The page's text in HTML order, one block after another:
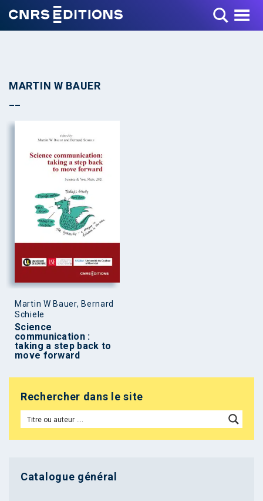
Toggle Menu
MARTIN W BAUER
Martin W Bauer, Bernard
Schiele
Science
communication :
taking a step back to
move forward
Rechercher dans le site
Catalogue général